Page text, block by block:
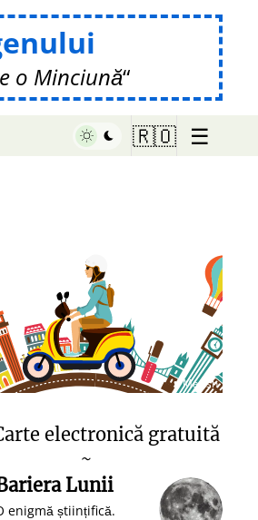
o Minciună
🇷🇴 ☰
♥ Marish
electronică gratuită
~
Lunii
enigmă științifică.